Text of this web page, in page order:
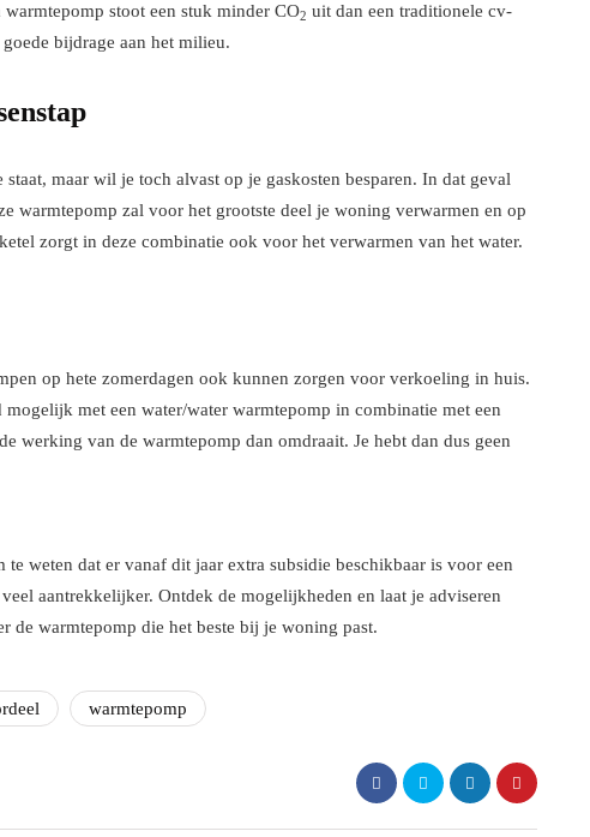
stoot een stuk minder CO2 uit dan een traditionele cv-
bijdrage aan het milieu.
maar wil je toch alvast op je gaskosten besparen. In dat geval
warmtepomp zal voor het grootste deel je woning verwarmen en op
zorgt in deze combinatie ook voor het verwarmen van het water.
op hete zomerdagen ook kunnen zorgen voor verkoeling in huis.
met een water/water warmtepomp in combinatie met een
werking van de warmtepomp dan omdraait. Je hebt dan dus geen
weten dat er vanaf dit jaar extra subsidie beschikbaar is voor een
aantrekkelijker. Ontdek de mogelijkheden en laat je adviseren
de warmtepomp die het beste bij je woning past.
warmtepomp